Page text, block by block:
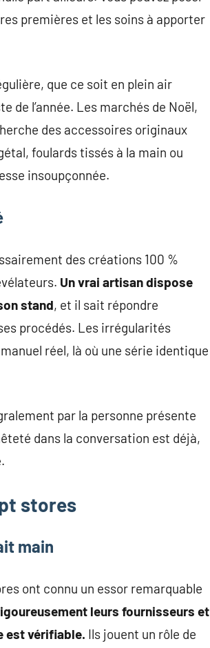
premières et les soins à apporter
que ce soit en plein air
de l’année. Les marchés de Noël,
des accessoires originaux
foulards tissés à la main ou
insoupçonnée.
des créations 100 %
Un vrai artisan dispose
stand, et il sait répondre
procédés. Les irrégularités
réel, là où une série identique
par la personne présente
dans la conversation est déjà,
stores
main
ont connu un essor remarquable
leurs fournisseurs et
est vérifiable. Ils jouent un rôle de